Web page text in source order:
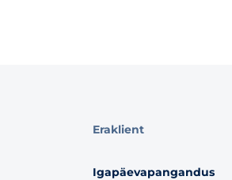
Eraklient
Igapäevapangandus